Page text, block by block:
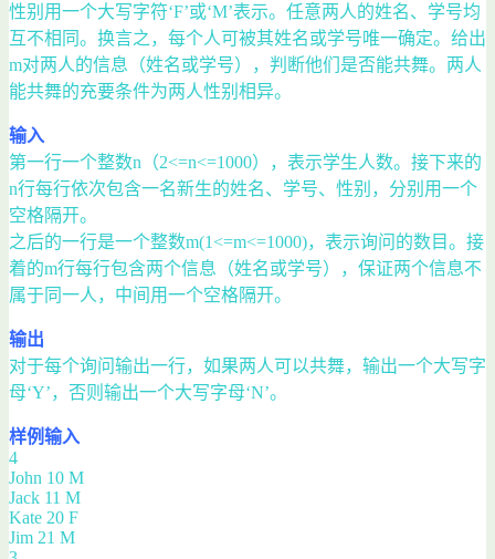
性别用一个大写字符‘F’或‘M’表示。任意两人的姓名、学号均
互不相同。换言之，每个人可被其姓名或学号唯一确定。给出
m对两人的信息（姓名或学号），判断他们是否能共舞。两人
能共舞的充要条件为两人性别相异。
输入
第一行一个整数n（2<=n<=1000），表示学生人数。接下来的
n行每行依次包含一名新生的姓名、学号、性别，分别用一个
空格隔开。
之后的一行是一个整数m(1<=m<=1000)，表示询问的数目。接
着的m行每行包含两个信息（姓名或学号），保证两个信息不
属于同一人，中间用一个空格隔开。
输出
对于每个询问输出一行，如果两人可以共舞，输出一个大写字
母‘Y’，否则输出一个大写字母‘N’。
样例输入
4
John 10 M
Jack 11 M
Kate 20 F
Jim 21 M